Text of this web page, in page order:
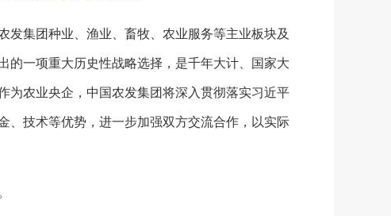
集团种业、渔业、畜牧、农业服务等主业板块及
的一项重大历史性战略选择，是千年大计、国家大
为农业央企，中国农发集团将深入贯彻落实习近平
、技术等优势，进一步加强双方交流合作，以实际